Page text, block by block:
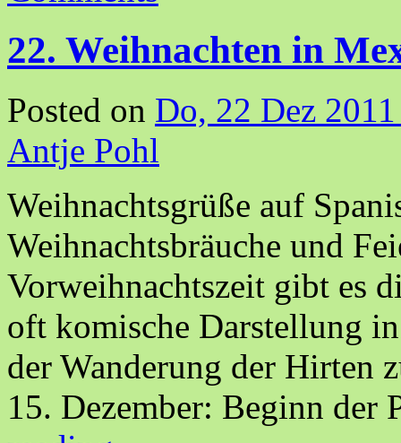
22. Weihnachten in
Posted on Do, 22 Dez
Antje Pohl
Weihnachtsgrüße auf
Weihnachtsbräuche und
Vorweihnachtszeit gibt es
oft komische Darstellung
der Wanderung der
15. Dezember: Beginn